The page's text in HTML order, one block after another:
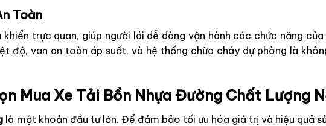
Toàn
trực quan, giúp người lái dễ dàng vận hành các chức năng
độ, van an toàn áp suất, và hệ thống chữa cháy dự phòng là
Mua Xe Tải Bồn Nhựa Đường Chất Lượng
là một khoản đầu tư lớn. Để đảm bảo tối ưu hóa giá trị và hiệu quả